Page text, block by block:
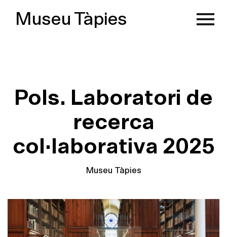
Museu Tàpies
Pols. Laboratori de
recerca
col·laborativa 2025
Museu Tàpies